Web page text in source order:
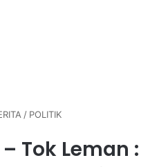
/ POLITIK
Tok Leman :